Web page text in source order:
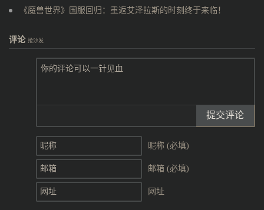
《魔兽世界》国服回归：重返艾泽拉斯的时刻终于来临！
评论 抢沙发
提交评论
昵称 (必填)
邮箱 (必填)
网址